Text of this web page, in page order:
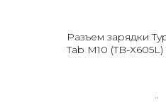
Разъем зарядки
Tab M10 (TB-X605L)
..